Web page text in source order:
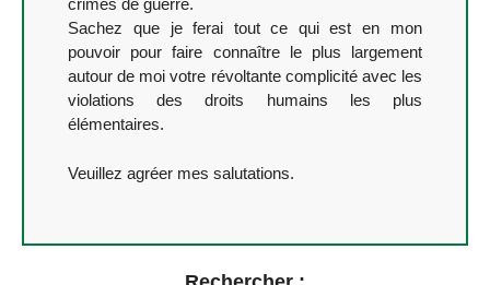
crimes de guerre.
Sachez que je ferai tout ce qui est en mon
pouvoir pour faire connaître le plus largement
autour de moi votre révoltante complicité avec les
violations des droits humains les plus
élémentaires.
Veuillez agréer mes salutations.